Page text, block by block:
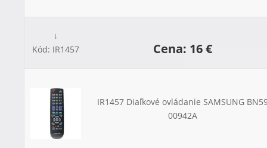
↓
Kód: IR1457
Cena: 16 €
IR1457 Diaľkové ovládanie SAMSUNG
00942A